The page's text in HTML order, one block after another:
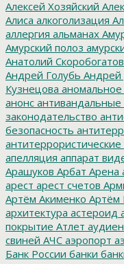
Алексей Хозяйский
Алиса алкоголизация
аллергия альманах
Амурский полоз
Анатолий Скоробогатов
Андрей Голубь Андрей
Кузнецова
анонс
законодательство
безопасность
антитеррористические
апелляция аппарат
Арашуков Арбат Арена
арест арест счетов
Артём Акименко Артём
архитектура астероид
покрытие Атлет
свиней АЧС аэропорт
Банк России банки